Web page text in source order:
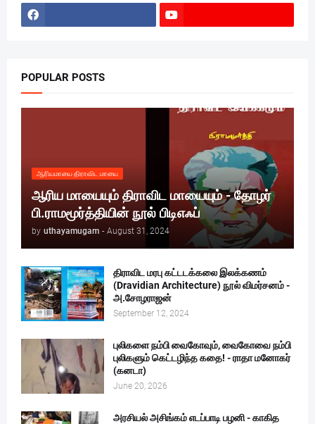
POPULAR POSTS
ஆரியமாயை திராவிட மாயை
ஆரிய மாயையும் திராவிட மாயையும் - தோழர்
பி.ராமமூர்த்தியின் நூல் பிடிஎஃப்
by uthayamugam - August 31, 2024
திராவிட மரபு கட்டடக்கலை இலக்கணம்
(Dravidian Architecture) நூல் விமர்சனம் -
அ.சோழராஜன்
September 12, 2024
புலிகளை நம்பி வைகோவும், வைகோவை நம்பி
புலிகளும் கெட்டழிந்த கதை! - ராதா மனோகர்
(கனடா)
June 20, 2026
அரசியல் அசிங்கம் எடப்பாடி பழனி - காகித